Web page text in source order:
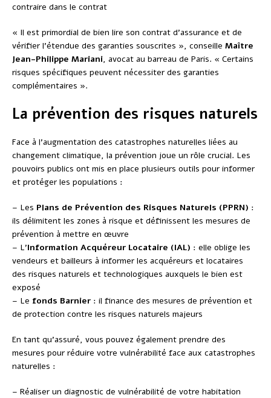
contraire dans le contrat
« Il est primordial de bien lire son contrat d’assurance et de
vérifier l’étendue des garanties souscrites », conseille Maître
Jean-Philippe Mariani, avocat au barreau de Paris. « Certains
risques spécifiques peuvent nécessiter des garanties
complémentaires ».
La prévention des risques naturels
Face à l’augmentation des catastrophes naturelles liées au
changement climatique, la prévention joue un rôle crucial. Les
pouvoirs publics ont mis en place plusieurs outils pour informer
et protéger les populations :
– Les Plans de Prévention des Risques Naturels (PPRN) :
ils délimitent les zones à risque et définissent les mesures de
prévention à mettre en œuvre
– L’Information Acquéreur Locataire (IAL) : elle oblige les
vendeurs et bailleurs à informer les acquéreurs et locataires
des risques naturels et technologiques auxquels le bien est
exposé
– Le fonds Barnier : il finance des mesures de prévention et
de protection contre les risques naturels majeurs
En tant qu’assuré, vous pouvez également prendre des
mesures pour réduire votre vulnérabilité face aux catastrophes
naturelles :
– Réaliser un diagnostic de vulnérabilité de votre habitation